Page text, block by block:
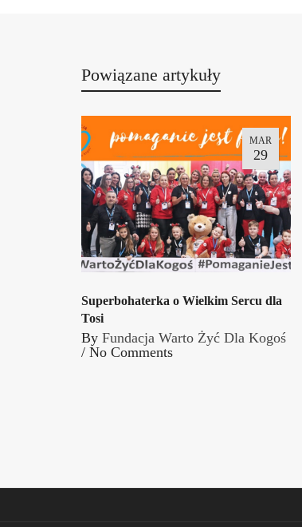
Powiązane artykuły
MAR
29
Superbohaterka o Wielkim Sercu dla
Tosi
By Fundacja Warto Żyć Dla Kogoś
/ No Comments